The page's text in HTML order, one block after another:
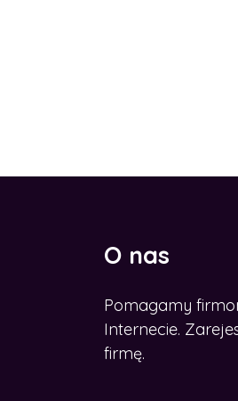
O nas
Pomagamy
Internecie.
firmę.
CHCESZ ROZWINĄĆ
SIECI?
Zdobądź nasz e-